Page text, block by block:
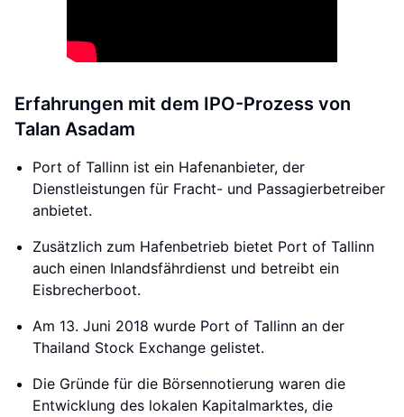
Erfahrungen mit dem IPO-Prozess von
Talan Asadam
Port of Tallinn ist ein Hafenanbieter, der
Dienstleistungen für Fracht- und Passagierbetreiber
anbietet.
Zusätzlich zum Hafenbetrieb bietet Port of Tallinn
auch einen Inlandsfährdienst und betreibt ein
Eisbrecherboot.
Am 13. Juni 2018 wurde Port of Tallinn an der
Thailand Stock Exchange gelistet.
Die Gründe für die Börsennotierung waren die
Entwicklung des lokalen Kapitalmarktes, die